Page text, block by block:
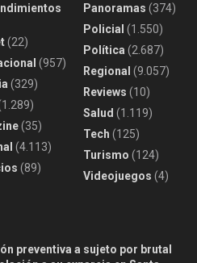
(22)
(957)
(329)
(35)
(4.113)
(89)
Panoramas (374)
Policial (1.550)
Política (2.687)
Regional (9.057)
Reviews (10)
Salud (1.119)
Tech (125)
Turismo (124)
Videojuegos (4)
preventiva a sujeto por brutal